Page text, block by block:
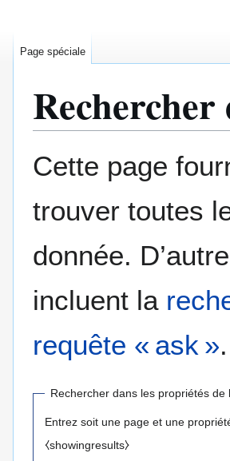
Rechercher
à
navigation
à
recherche
Cette page
trouver toutes
donnée.
incluent la
requête « ask ».
Rechercher dans les propriétés de
Entrez soit une page et une
⧼showingresults⧽
Page spéciale